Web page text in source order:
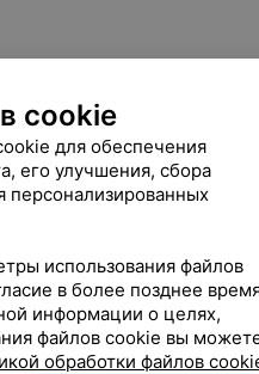
cookie
для обеспечения
его улучшения, сбора
персонализированных
использования файлов
в более позднее
информации о целях,
файлов cookie вы
обработки файлов